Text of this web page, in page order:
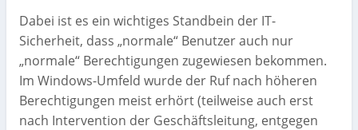
Dabei ist es ein wichtiges Standbein der IT-
Sicherheit, dass „normale“ Benutzer auch nur
„normale“ Berechtigungen zugewiesen bekommen.
Im Windows-Umfeld wurde der Ruf nach höheren
Berechtigungen meist erhört (teilweise auch erst
nach Intervention der Geschäftsleitung, entgegen